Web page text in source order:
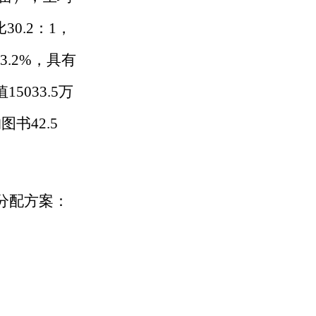
：1，
，具有
15033.5万
书42.5
配方案：